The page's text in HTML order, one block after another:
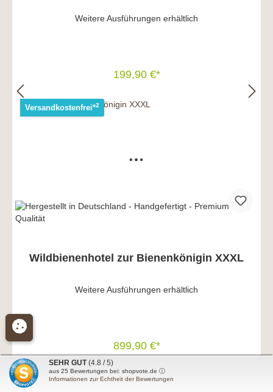
Weitere Ausführungen erhältlich
199,90 €*
In den Warenkorb
Versandkostenfrei*2
Wildbienenhotel zur Bienenkönigin XXXL
Weitere Ausführungen erhältlich
899,90 €*
In den Warenkorb
Versandkostenfrei* 2
SEHR GUT (4.8 / 5)
aus 25 Bewertungen bei: shopvote.de ⓘ
Informationen zur Echtheit der Bewertungen